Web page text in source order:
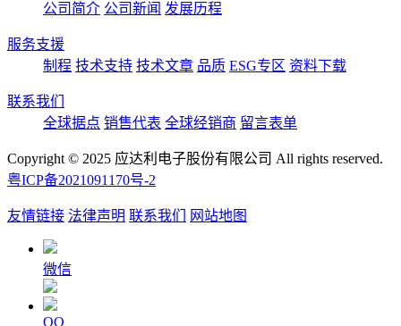
公司简介 公司新闻 发展历程
服务支援
制程 技术支持 技术文章 品质 ESG专区 资料下载
联系我们
全球据点 销售代表 全球经销商 留言表单
Copyright © 2025 应达利电子股份有限公司 All rights reserved.
粤ICP备2021091170号-2
友情链接 法律声明 联系我们 网站地图
微信
QQ